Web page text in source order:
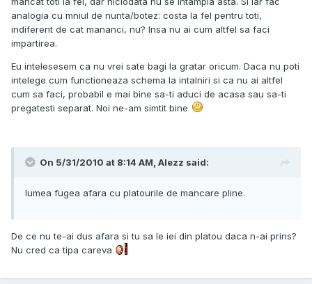
analogia cu mniul de nunta/botez: costa la fel pentru toti,
indiferent de cat mananci, nu? Insa nu ai cum altfel sa faci
impartirea.
Eu intelesesem ca nu vrei sate bagi la gratar oricum. Daca nu poti
intelege cum functioneaza schema la intalniri si ca nu ai altfel
cum sa faci, probabil e mai bine sa-ti aduci de acasa sau sa-ti
pregatesti separat. Noi ne-am simtit bine
On 5/31/2010 at 8:14 AM, Alezz said:
lumea fugea afara cu platourile de mancare pline.
De ce nu te-ai dus afara si tu sa le iei din platou daca n-ai prins?
Nu cred ca tipa careva